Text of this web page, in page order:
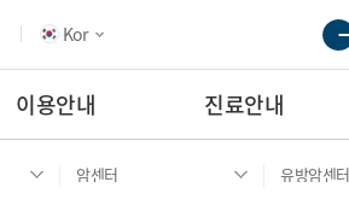
Kor
이용안내 진료안내
암센터 유방암센터